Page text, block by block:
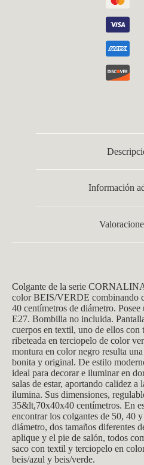
Información
Colgante de la serie
color BEIS/VERDE combinando
40 centímetros de diámetro. Posee
E27. Bombilla no incluida.
cuerpos en textil, uno de ellos con
ribeteada en terciopelo de color
montura en color negro resulta
bonita y original. De estilo
ideal para decorar e iluminar en
salas de estar, aportando calidez a
ilumina. Sus dimensiones,
35&lt,70x40x40 centímetros. En
encontrar los colgantes de 50, 40
diámetro, dos tamaños diferentes
aplique y el pie de salón, todos
saco con textil y terciopelo en
beis/azul y beis/verde.